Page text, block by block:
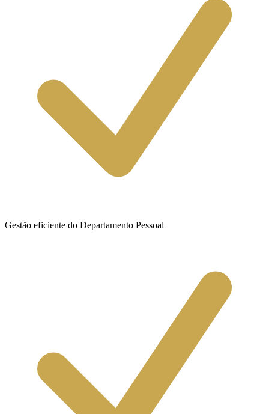
Gestão eficiente do Departamento Pessoal